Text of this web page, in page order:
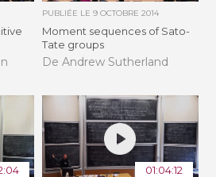
PUBLIÉE LE 9 OCTOBRE 2014
Moment sequences of Sato-
Tate groups
De Andrew Sutherland
01:04:12